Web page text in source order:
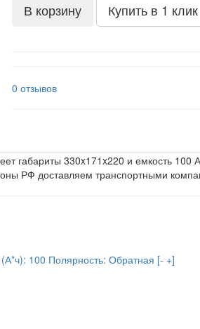
В корзину Купить в 1 клик
0 отзывов
габариты 330x171x220 и емкость
РФ доставляем транспортными
100 Полярность: Обратная [- +]